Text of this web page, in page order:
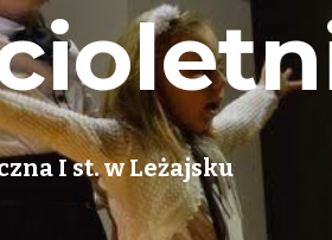
I st. w Leżajsku